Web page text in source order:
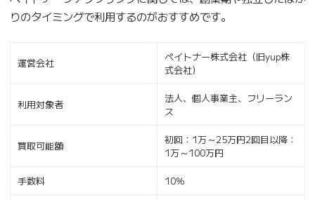
りのタイミングで利用するのがおすすめです。
運営会社
ペイトナー株式会社（旧yup株
式会社）
利用対象者
法人、個人事業主、フリーラン
ス
買取可能額
初回：1万～25万円2回目以降：
1万～100万円
手数料 10％